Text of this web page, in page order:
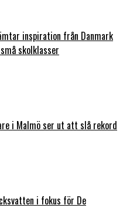
inspiration från Danmark
skolklasser
i Malmö ser ut att slå rekord
i fokus för De